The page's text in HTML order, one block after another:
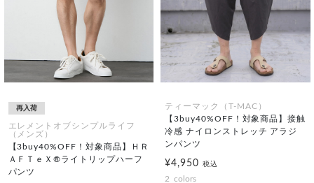
再入荷
エレメントオブシンプルライフ
（メンズ）
【3buy40%OFF！対象商品】ＨＲ
ＡＦＴｅＸ®ライトリップハーフ
パンツ
ティーマック（T-MAC）
【3buy40%OFF！対象商品】接触
冷感 ナイロンストレッチ アラジ
ンパンツ
¥4,950 税込
2 colors